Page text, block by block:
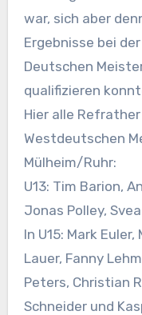
war, sich aber
Ergebnisse bei
Deutschen
qualifizieren
Hier alle
Westdeutschen
Mülheim/Ruhr:
U13: Tim Barion,
Jonas Polley,
In U15: Mark
Lauer, Fanny
Peters, Christian
Schneider und